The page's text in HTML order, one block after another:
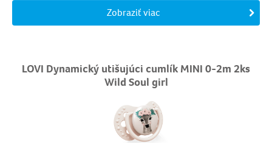
Zobraziť viac
LOVI Dynamický utišujúci cumlík MINI 0-2m 2ks
Wild Soul girl